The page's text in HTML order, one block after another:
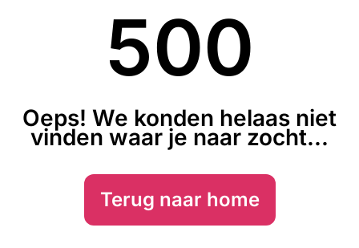
500
Oeps! We konden helaas niet
vinden waar je naar zocht...
Terug naar home